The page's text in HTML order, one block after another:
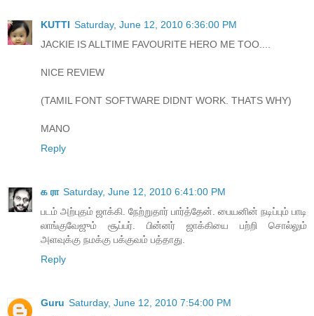
KUTTI Saturday, June 12, 2010 6:36:00 PM
JACKIE IS ALLTIME FAVOURITE HERO ME TOO....
NICE REVIEW
(TAMIL FONT SOFTWARE DIDNT WORK. THATS WHY)
MANO
Reply
க ரா Saturday, June 12, 2010 6:41:00 PM
படம் அற்புதம் ஜாக்கி. நேற்றுதார் பார்த்தேன். பையனின் நடிப்பும் பாடி
லாங்குவேஜும் சூப்பர். பின்னர் ஜாக்கியை பற்றி சொல்லும்
அளவுக்கு நமக்கு பக்குவம் பத்தாது.
Reply
Guru Saturday, June 12, 2010 7:54:00 PM